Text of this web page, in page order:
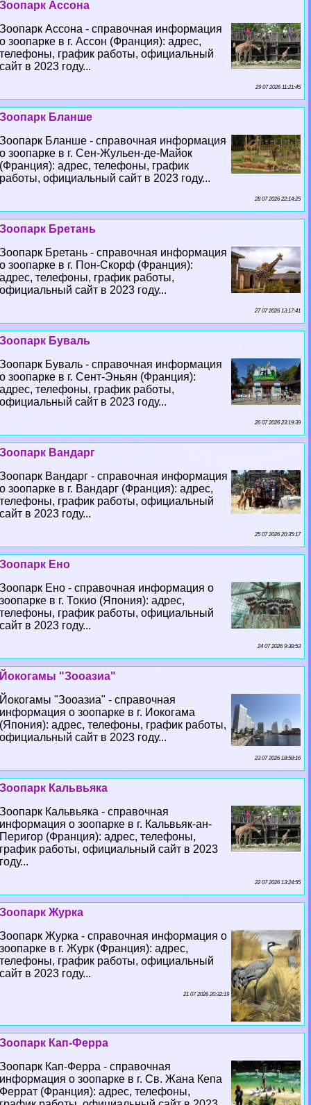
Зоопарк Ассона
Зоопарк Ассона - справочная информация
о зоопарке в г. Ассон (Франция): адрес,
телефоны, график работы, официальный
сайт в 2023 году...
29 07 2026 11:21:45
Зоопарк Бланше
Зоопарк Бланше - справочная информация
о зоопарке в г. Сен-Жульен-де-Майок
(Франция): адрес, телефоны, график
работы, официальный сайт в 2023 году...
28 07 2026 22:14:25
Зоопарк Бретань
Зоопарк Бретань - справочная информация
о зоопарке в г. Пон-Скорф (Франция):
адрес, телефоны, график работы,
официальный сайт в 2023 году...
27 07 2026 13:17:41
Зоопарк Буваль
Зоопарк Буваль - справочная информация
о зоопарке в г. Сент-Эньян (Франция):
адрес, телефоны, график работы,
официальный сайт в 2023 году...
26 07 2026 23:19:39
Зоопарк Вандарг
Зоопарк Вандарг - справочная информация
о зоопарке в г. Вандарг (Франция): адрес,
телефоны, график работы, официальный
сайт в 2023 году...
25 07 2026 20:35:17
Зоопарк Ено
Зоопарк Ено - справочная информация о
зоопарке в г. Токио (Япония): адрес,
телефоны, график работы, официальный
сайт в 2023 году...
24 07 2026 9:38:53
Йокогамы "Зооазиа"
Йокогамы "Зооазиа" - справочная
информация о зоопарке в г. Иокогама
(Япония): адрес, телефоны, график работы,
официальный сайт в 2023 году...
23 07 2026 18:58:16
Зоопарк Кальвьяка
Зоопарк Кальвьяка - справочная
информация о зоопарке в г. Кальвьяк-ан-
Перигор (Франция): адрес, телефоны,
график работы, официальный сайт в 2023
году...
22 07 2026 13:24:55
Зоопарк Журка
Зоопарк Журка - справочная информация о
зоопарке в г. Журк (Франция): адрес,
телефоны, график работы, официальный
сайт в 2023 году...
21 07 2026 20:32:19
Зоопарк Кап-Ферра
Зоопарк Кап-Ферра - справочная
информация о зоопарке в г. Св. Жана Кепа
Феррат (Франция): адрес, телефоны,